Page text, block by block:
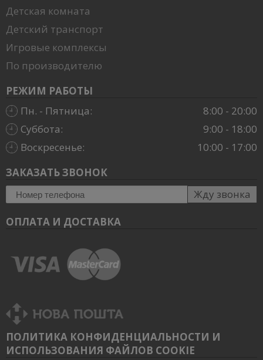
Детская комната
Детский транспорт
Игровые комплексы
По производителю
РЕЖИМ РАБОТЫ
Пн. - Пятница:
8:00 - 20:00
Суббота:
9:00 - 18:00
Воскресенье:
10:00 - 17:00
ЗАКАЗАТЬ ЗВОНОК
Жду звонка
ОПЛАТА И ДОСТАВКА
ПОЛИТИКА КОНФИДЕНЦИАЛЬНОСТИ И
ИСПОЛЬЗОВАНИЯ ФАЙЛОВ COOKIE